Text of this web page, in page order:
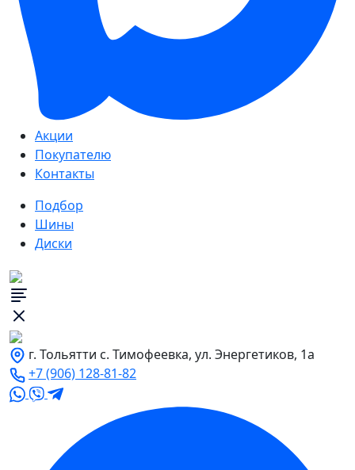
Акции
Покупателю
Контакты
Подбор
Шины
Диски
г. Тольятти с. Тимофеевка, ул. Энергетиков, 1а
+7 (906) 128-81-82